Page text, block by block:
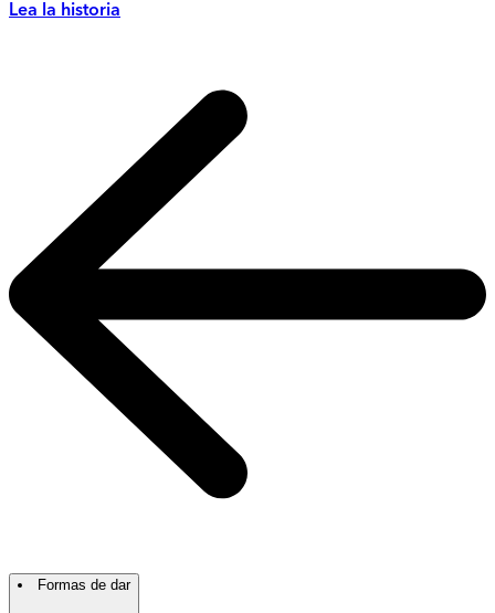
Lea la historia
Formas de dar